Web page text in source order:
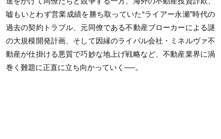
嘘もいとわず営業成績を勝ち取っていた“ライアー永瀬”時代の
過去の契約トラブル、元同僚である不動産ブローカーによる謎
の大規模開発計画、そして因縁のライバル会社・ミネルヴァ不
動産が仕掛ける悪質で巧妙な地上げ戦略など、不動産業界に渦
巻く難題に正直に立ち向かっていく──。